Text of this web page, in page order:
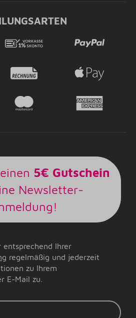
5€ Gutschein
Newsletter-
Ihrer
regelmäßig und jederzeit
zu Ihrem
E-Mail zu.